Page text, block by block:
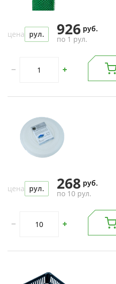
цена рул. 926 руб.
по 1 рул.
цена рул. 268 руб.
по 10 рул.